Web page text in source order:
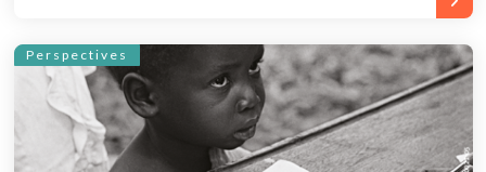
Perspectives